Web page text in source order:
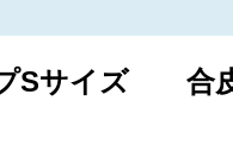
プSサイズ 合